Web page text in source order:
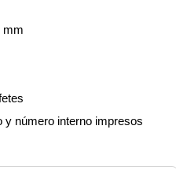
mm
y número interno impresos